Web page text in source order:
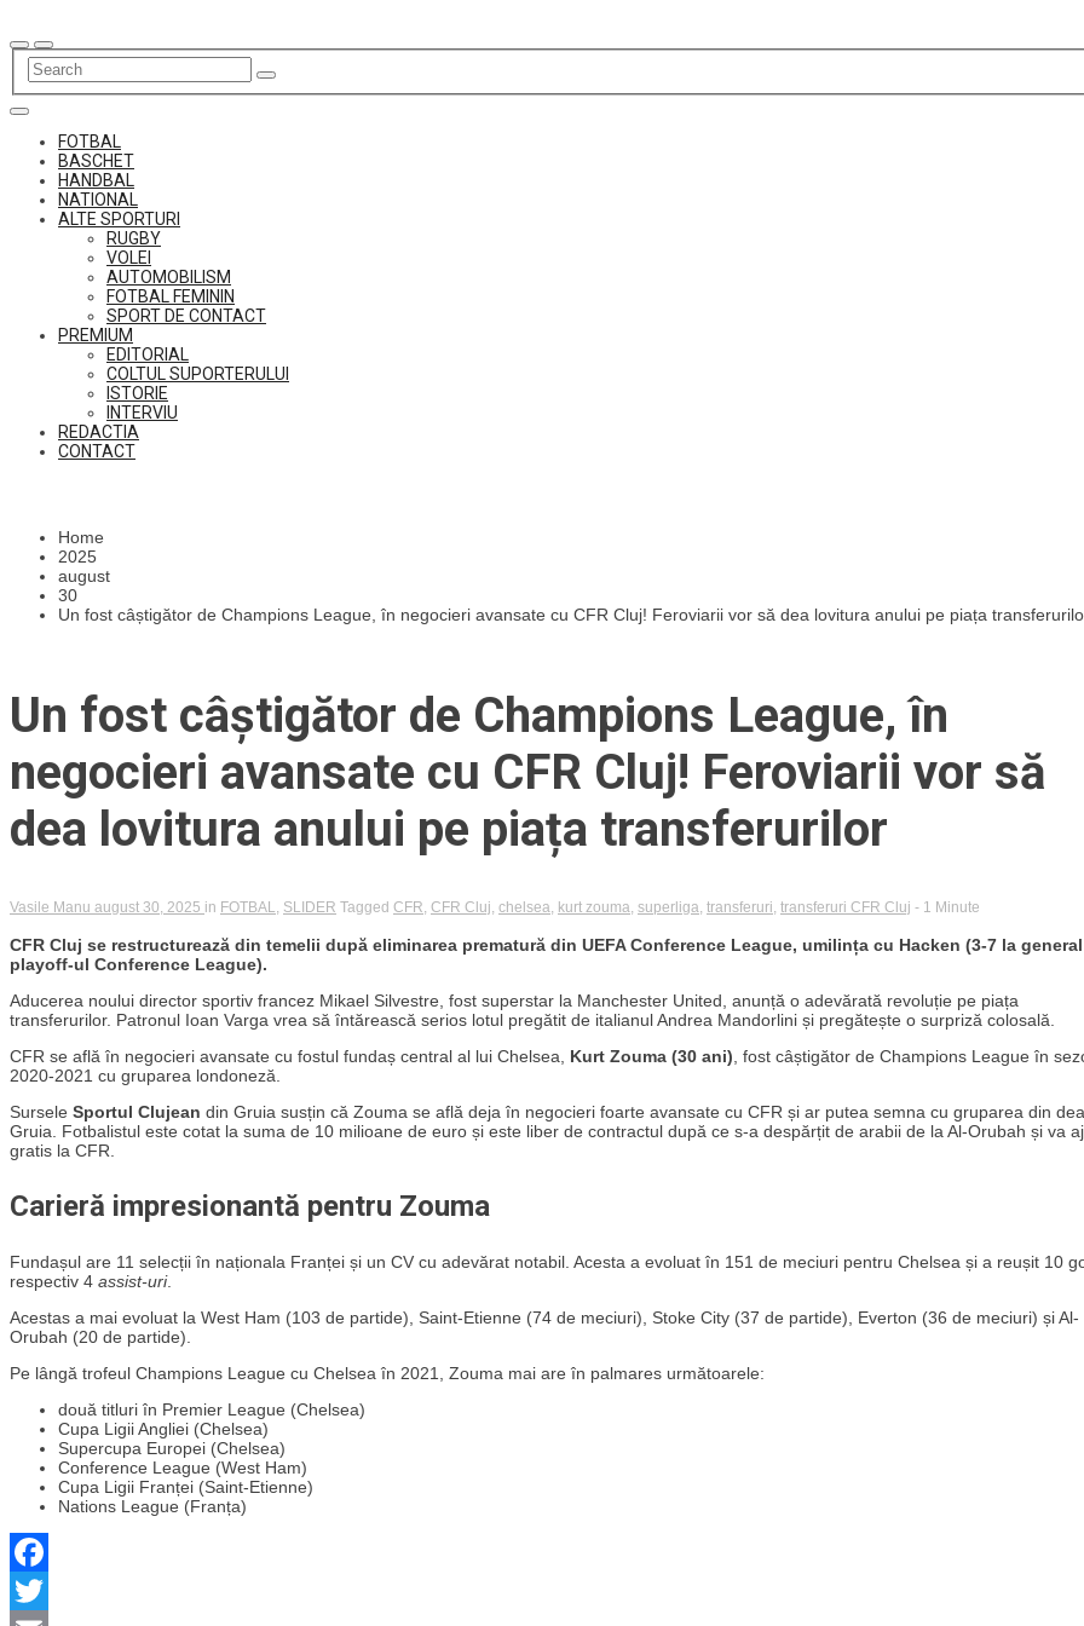
to
content
FOTBAL
BASCHET
HANDBAL
NATIONAL
ALTE SPORTURI
RUGBY
VOLEI
AUTOMOBILISM
FOTBAL FEMININ
SPORT DE CONTACT
PREMIUM
EDITORIAL
COLTUL SUPORTERULUI
ISTORIE
INTERVIU
REDACTIA
CONTACT
Home
2025
august
30
Un fost câștigător de Champions League, în negocieri avansate cu CFR Cluj! Feroviarii vor să dea lovitura anului pe piața
Un fost câștigător de Champions League, în
negocieri avansate cu CFR Cluj! Feroviarii vor să
dea lovitura anului pe piața transferurilor
Vasile Manu august 30, 2025 in FOTBAL SLIDER Tagged CFR CFR Cluj chelsea kurt zouma superliga transferuri transferuri CFR Cluj - 1 Minute
CFR Cluj se restructurează din temelii după eliminarea prematură din UEFA Conference League, umilința cu Hacken (3-7 la
playoff-ul Conference League).
Aducerea noului director sportiv francez Mikael Silvestre, fost superstar la Manchester United, anunță o adevărată revoluție pe piața
transferurilor. Patronul Ioan Varga vrea să întărească serios lotul pregătit de italianul Andrea Mandorlini și pregătește o surpriză colosală.
CFR se află în negocieri avansate cu fostul fundaș central al lui Chelsea, Kurt Zouma (30 ani) , fost câștigător de Champions League în
2020-2021 cu gruparea londoneză.
Sursele Sportul Clujean din Gruia susțin că Zouma se află deja în negocieri foarte avansate cu CFR și ar putea semna cu gruparea din
Gruia. Fotbalistul este cotat la suma de 10 milioane de euro și este liber de contractul după ce s-a despărțit de arabii de la Al-Orubah și va
gratis la CFR.
Carieră impresionantă pentru Zouma
Fundașul are 11 selecții în naționala Franței și un CV cu adevărat notabil. Acesta a evoluat în 151 de meciuri pentru Chelsea și a reușit 10
respectiv 4 assist-uri.
Acestas a mai evoluat la West Ham (103 de partide), Saint-Etienne (74 de meciuri), Stoke City (37 de partide), Everton (36 de meciuri) și Al-
Orubah (20 de partide).
Pe lângă trofeul Champions League cu Chelsea în 2021, Zouma mai are în palmares următoarele:
două titluri în Premier League (Chelsea)
Cupa Ligii Angliei (Chelsea)
Supercupa Europei (Chelsea)
Conference League (West Ham)
Cupa Ligii Franței (Saint-Etienne)
Nations League (Franța)
Facebook